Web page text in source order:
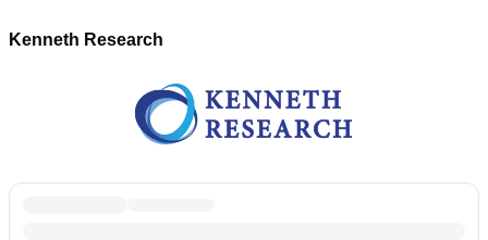
Kenneth Research